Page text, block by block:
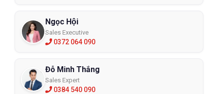
Ngọc Hội
Sales Executive
0372 064 090
Đỗ Minh Thắng
Sales Expert
0384 540 090